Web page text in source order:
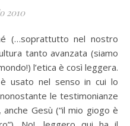
2010
tanto avanzata (siamo
l’etica è così leggera.
usato nel senso in cui lo
le testimonianze
Gesù (“il mio giogo è